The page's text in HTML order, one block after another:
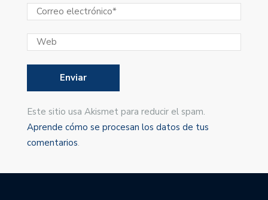
Este sitio usa Akismet para reducir el spam.
Aprende cómo se procesan los datos de tus
comentarios.